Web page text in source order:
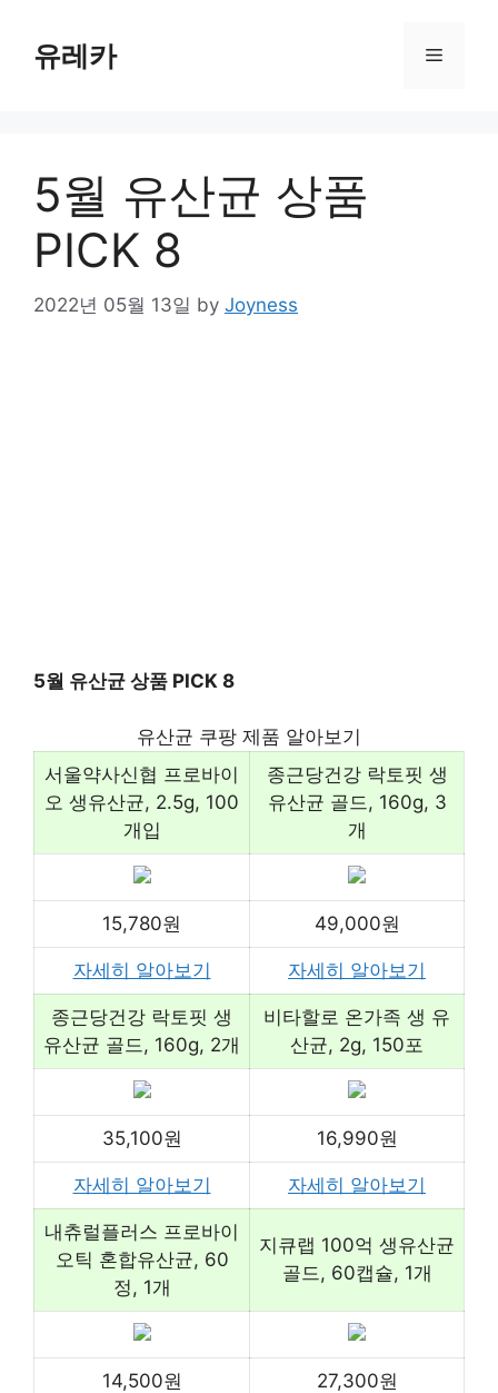
content유레카 Menu
5월 유산균 상품
PICK 8
2022년 05월 13일 by Joyness
5월 유산균 상품 PICK 8
유산균 쿠팡 제품 알아보기
서울약사신협 프로바이
오 생유산균, 2.5g, 100
개입
종근당건강 락토핏 생
유산균 골드, 160g, 3
개
15,780원 49,000원
자세히 알아보기 자세히 알아보기
종근당건강 락토핏 생
유산균 골드, 160g, 2개
비타할로 온가족 생 유
산균, 2g, 150포
35,100원 16,990원
자세히 알아보기 자세히 알아보기
내츄럴플러스 프로바이
오틱 혼합유산균, 60
정, 1개
지큐랩 100억 생유산균
골드, 60캡슐, 1개
14,500원 27,300원